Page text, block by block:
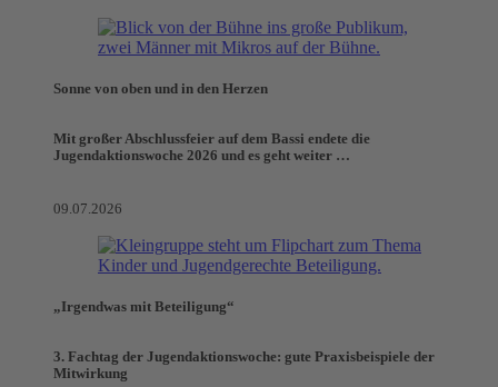
Sonne von oben und in den Herzen
Mit großer Abschlussfeier auf dem Bassi endete die
Jugendaktionswoche 2026 und es geht weiter …
09.07.2026
„Irgendwas mit Beteiligung“
3. Fachtag der Jugendaktionswoche: gute Praxisbeispiele der
Mitwirkung